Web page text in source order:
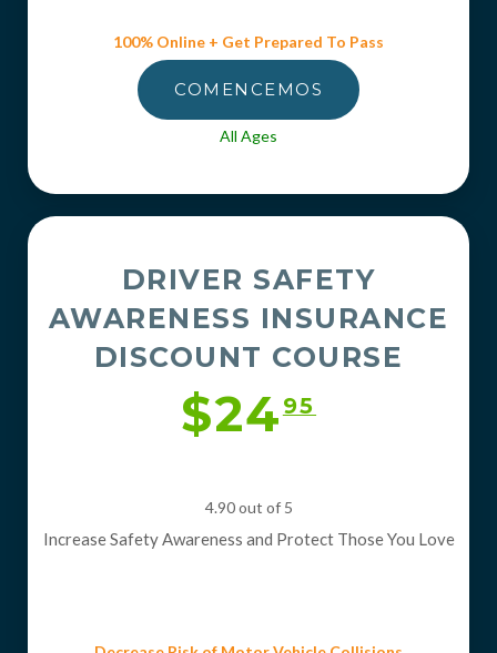
100% Online + Get Prepared To Pass
COMENCEMOS
All Ages
DRIVER SAFETY
AWARENESS INSURANCE
DISCOUNT COURSE
$2495
4.90 out of 5
Increase Safety Awareness and Protect Those You Love